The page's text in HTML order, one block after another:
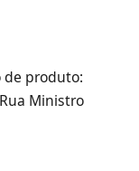
de produto:
Ministro